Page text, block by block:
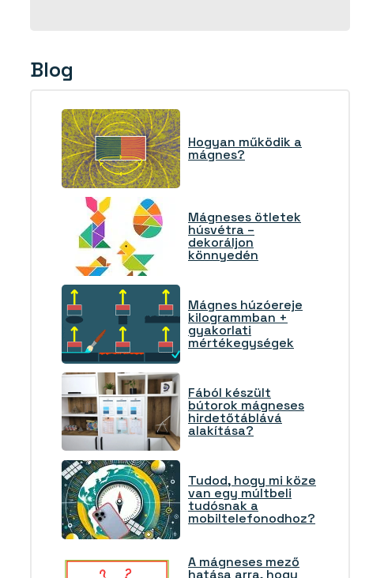
Blog
Hogyan működik a
mágnes?
Mágneses ötletek
húsvétra –
dekoráljon
könnyedén
Mágnes húzóereje
kilogrammban +
gyakorlati
mértékegységek
Fából készült
bútorok mágneses
hirdetőtáblává
alakítása?
Tudod, hogy mi köze
van egy múltbeli
tudósnak a
mobiltelefonodhoz?
A mágneses mező
hatása arra, hogy